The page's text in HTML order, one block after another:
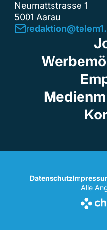
Neumattstrasse 1
5001 Aarau
Datenschutz
Alle